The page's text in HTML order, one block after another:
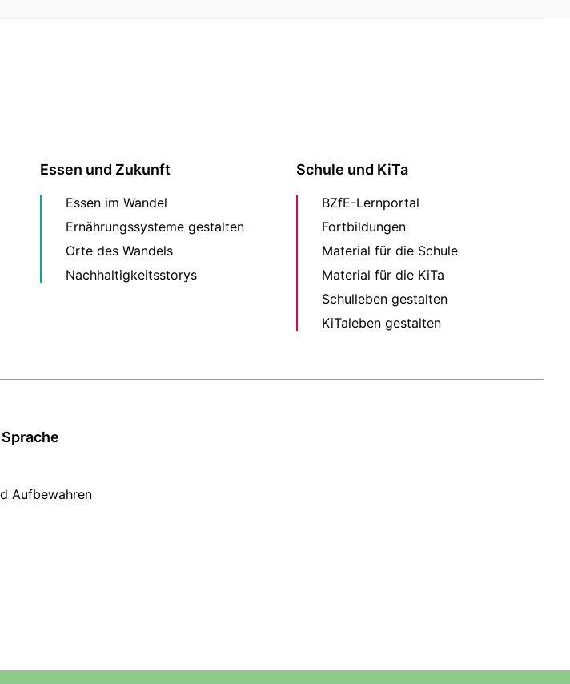
Essen und Zukunft
Essen im Wandel
Ernährungssysteme gestalten
Orte des Wandels
Nachhaltigkeitsstorys
Schule und KiTa
BZfE-Lernportal
Fortbildungen
Material für die Schule
Material für die KiTa
Schulleben gestalten
KiTaleben gestalten
Aufbewahren